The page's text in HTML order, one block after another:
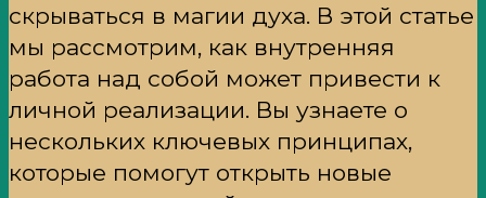
скрываться в магии духа. В этой статье
мы рассмотрим, как внутренняя
работа над собой может привести к
личной реализации. Вы узнаете о
нескольких ключевых принципах,
которые помогут открыть новые